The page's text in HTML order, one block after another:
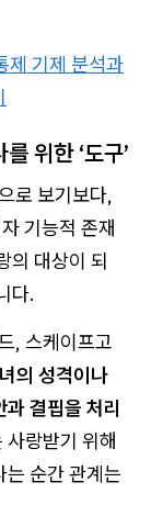
제 기제 분석과
위한 ‘도구’
로 보기보다,
기능적 존재
의 대상이 되
다.
, 스케이프고
의 성격이나
결핍을 처리
사랑받기 위해
는 순간 관계는